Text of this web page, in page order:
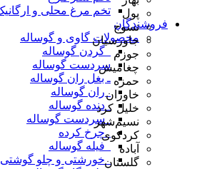
تخم مرغ محلی و
فروشندگان
محصولات گاوی و گوساله
_گردن گوساله
سردست گوساله
ـ بغل ران گوساله
_ران گوساله
_دنده گوساله
_سردست گوساله
_چرخ کرده
_فیله گوساله
_خورشتی و چلو گوشتی
پول
تسوج
جاورسیان
جوزم
چغامیش
حمزه
خاوران
خلیل کرد
نسیم‌شهر
کردکوی
آباده
گلستان